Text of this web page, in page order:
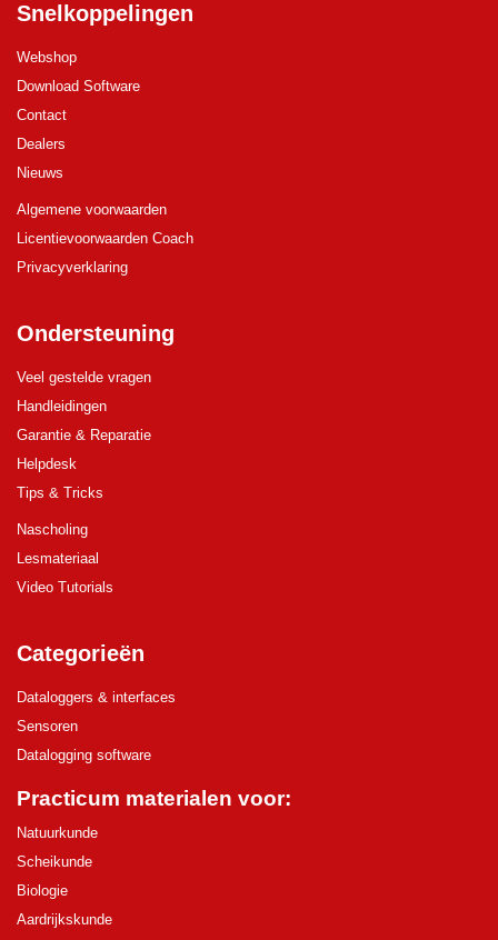
Snelkoppelingen
Webshop
Download Software
Contact
Dealers
Nieuws
Algemene voorwaarden
Licentievoorwaarden Coach
Privacyverklaring
Ondersteuning
Veel gestelde vragen
Handleidingen
Garantie & Reparatie
Helpdesk
Tips & Tricks
Nascholing
Lesmateriaal
Video Tutorials
Categorieën
Dataloggers & interfaces
Sensoren
Datalogging software
Practicum materialen voor:
Natuurkunde
Scheikunde
Biologie
Aardrijkskunde